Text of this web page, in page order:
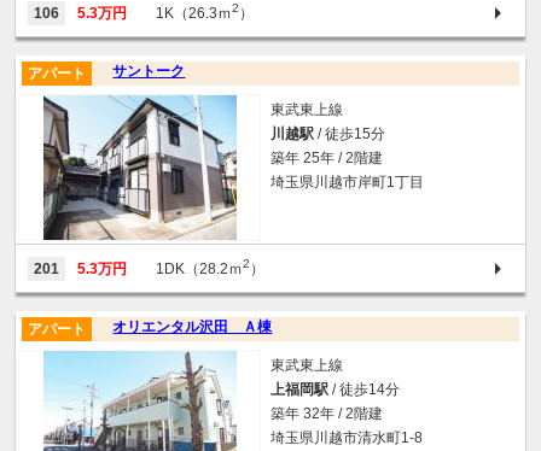
106 5.3万円 1K（26.3ｍ2 ）
サントーク
アパート
東武東上線
川越駅 / 徒歩15分
築年 25年 / 2階建
埼玉県川越市岸町1丁目
201 5.3万円 1DK（28.2ｍ2 ）
オリエンタル沢田 Ａ棟
アパート
東武東上線
上福岡駅 / 徒歩14分
築年 32年 / 2階建
埼玉県川越市清水町1-8